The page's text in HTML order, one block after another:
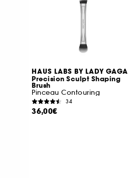
HAUS LABS BY LADY GAGA
Precision Sculpt Shaping
Brush
Pinceau Contouring
34
36,00€